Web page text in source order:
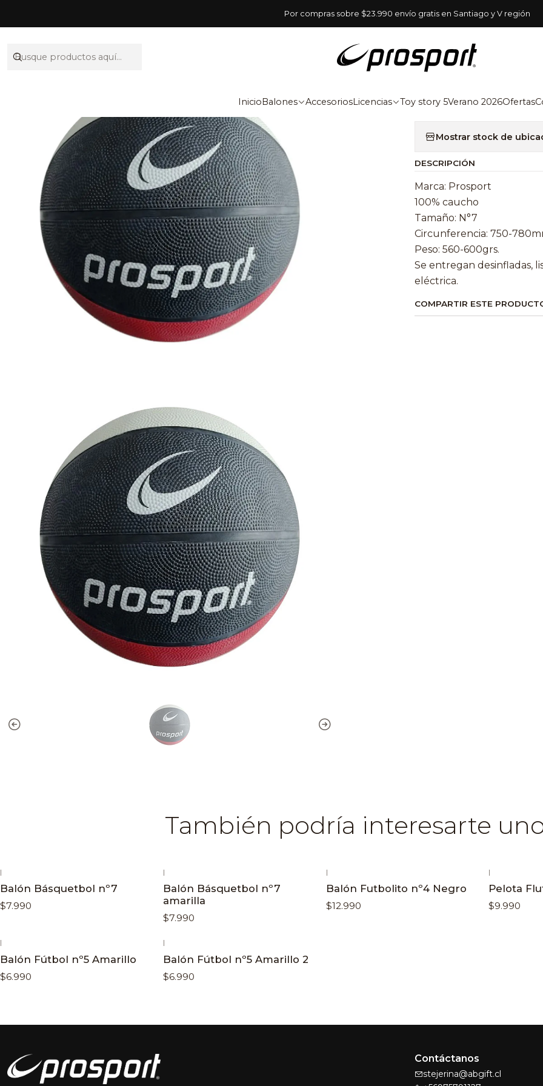
InicioBalones AccesoriosLicencias Toy story 5Verano 2026Ofertas
Por compras sobre $23.990 envío gratis en Santiago y V región
Inicio Balones Básquetbol Balón Básquetbol nº7 multicolor
|
Balón
Cantidad
Mostrar stock de
DESCRIPCIÓN
Marca: Prosport
100% caucho
Tamaño: N°7
Circunferencia: 750-
Peso: 560-600grs.
Se entregan desinfladas,
eléctrica.
COMPARTIR ESTE
También podría interesarte
|
Balón Básquetbol nº7
$7.990
|
Balón Básquetbol nº7
amarilla
$7.990
|
Balón Futbolito nº4 Negro
$12.990
|
Pelota
$9.990
|
Balón Fútbol nº5 Amarillo
$6.990
|
Balón Fútbol nº5 Amarillo 2
$6.990
Contáctanos
stejerina@abgift.cl